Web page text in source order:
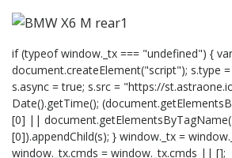
if (typeof window._tx === "undefined") {
document.createElement("script"); s.type
s.async = true; s.src = "https://
Date().getTime();
[0] ||
[0]).appendChild(s); } window._tx =
window._tx.cmds = window._tx.cmds || [];